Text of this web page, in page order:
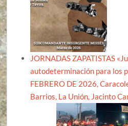
JORNADAS ZAPATISTAS
autodeterminación para los
FEBRERO DE 2026,
Barrios, La Unión, Jacinto